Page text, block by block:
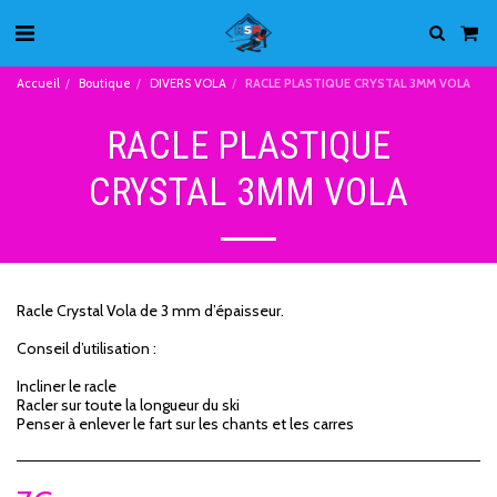
Accueil Boutique DIVERS VOLA RACLE PLASTIQUE CRYSTAL 3MM VOLA
RACLE PLASTIQUE
CRYSTAL 3MM VOLA
Racle Crystal Vola de 3 mm d’épaisseur.
Conseil d’utilisation :
Incliner le racle
Racler sur toute la longueur du ski
Penser à enlever le fart sur les chants et les carres